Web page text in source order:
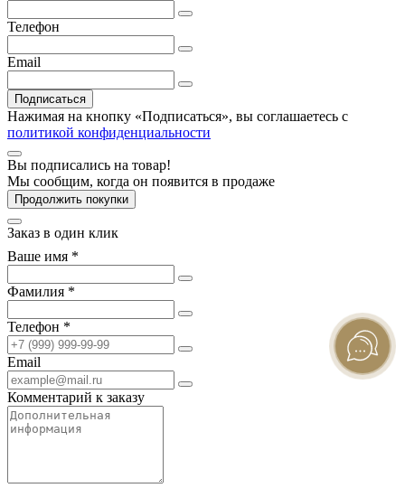
Телефон
Email
Подписаться
Нажимая на кнопку «Подписаться», вы соглашаетесь с
политикой конфиденциальности
Вы подписались на товар!
Мы сообщим, когда он появится в продаже
Продолжить покупки
Заказ в один клик
Ваше имя *
Фамилия *
Телефон *
Email
Комментарий к заказу